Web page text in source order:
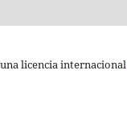
licencia internacional